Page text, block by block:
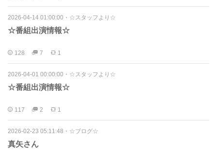
2026-04-14 01:00:00 ・ ☆スタッフより☆
☆番組出演情報☆
128 7 1
2026-04-01 00:00:00 ・ ☆スタッフより☆
☆番組出演情報☆
117 2 1
2026-02-23 05:11:48 ・ ☆ブログ☆
真矢さん